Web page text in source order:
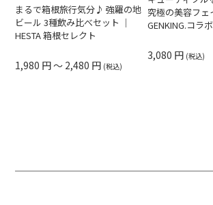
まるで箱根旅行気分♪ 強羅の地
ビール 3種飲み比べセット ｜
HESTA 箱根セレクト
1,980 円 ～ 2,480 円 (税込)
究極の美容フェ
GENKING.コラボ
3,080 円 (税込)